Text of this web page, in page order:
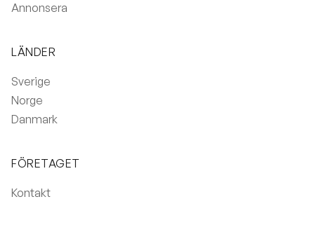
Annonsera
LÄNDER
Sverige
Norge
Danmark
FÖRETAGET
Kontakt